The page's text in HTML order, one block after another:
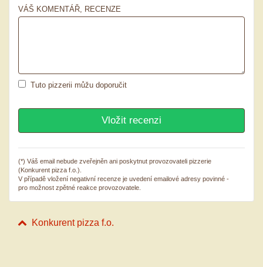
VÁŠ KOMENTÁŘ, RECENZE
Tuto pizzerii můžu doporučit
(*) Váš email nebude zveřejněn ani poskytnut provozovateli pizzerie
(Konkurent pizza f.o.).
V případě vložení negativní recenze je uvedení emailové adresy povinné -
pro možnost zpětné reakce provozovatele.
Konkurent pizza f.o.